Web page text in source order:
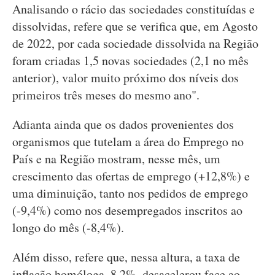
Analisando o rácio das sociedades constituídas e
dissolvidas, refere que se verifica que, em Agosto
de 2022, por cada sociedade dissolvida na Região
foram criadas 1,5 novas sociedades (2,1 no mês
anterior), valor muito próximo dos níveis dos
primeiros três meses do mesmo ano".
Adianta ainda que os dados provenientes dos
organismos que tutelam a área do Emprego no
País e na Região mostram, nesse mês, um
crescimento das ofertas de emprego (+12,8%) e
uma diminuição, tanto nos pedidos de emprego
(-9,4%) como nos desempregados inscritos ao
longo do mês (-8,4%).
Além disso, refere que, nessa altura, a taxa de